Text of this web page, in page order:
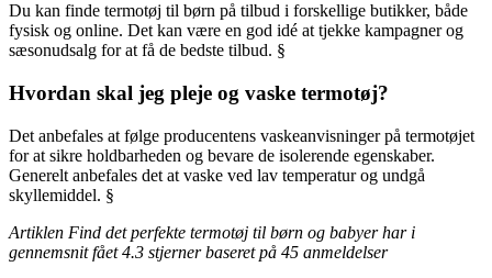
Du kan finde termotøj til børn på tilbud i forskellige butikker, både
fysisk og online. Det kan være en god idé at tjekke kampagner og
sæsonudsalg for at få de bedste tilbud. §
Hvordan skal jeg pleje og vaske termotøj?
Det anbefales at følge producentens vaskeanvisninger på termotøjet
for at sikre holdbarheden og bevare de isolerende egenskaber.
Generelt anbefales det at vaske ved lav temperatur og undgå
skyllemiddel. §
Artiklen Find det perfekte termotøj til børn og babyer har i
gennemsnit fået4.3 stjerner baseret på 45 anmeldelser